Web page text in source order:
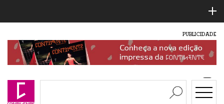
PUBLICIDADE